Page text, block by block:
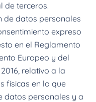
de terceros.
de datos personales
expreso
en el Reglamento
Europeo y del
relativo a la
físicas en lo que
datos personales y a